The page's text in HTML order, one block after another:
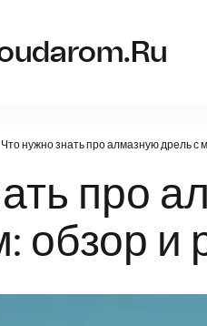
Что нужно знать про алмазную дрель с
про
обзор и